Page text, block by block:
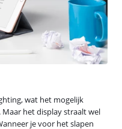
wat het mogelijk
het display straalt wel
je voor het slapen